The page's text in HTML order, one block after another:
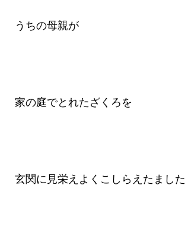
うちの母親が
家の庭でとれたざくろを
玄関に見栄えよくこしらえたました